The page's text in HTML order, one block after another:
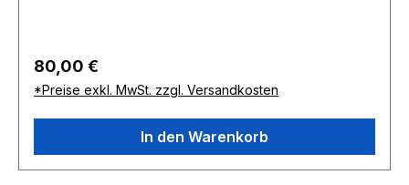
Regulärer Preis:
80,00 €
*Preise exkl. MwSt. zzgl. Versandkosten
In den Warenkorb